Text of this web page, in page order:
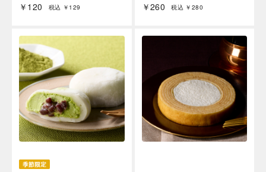
￥120 税込 ￥129 ￥260 税込 ￥280